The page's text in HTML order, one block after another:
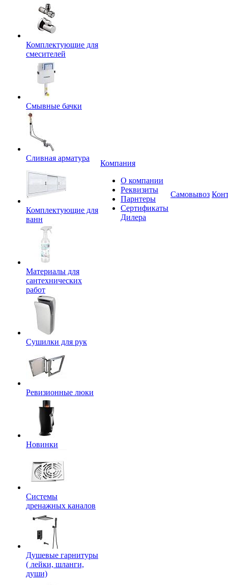
Комплектующие для
смесителей
Смывные бачки
Сливная арматура
Комплектующие для
ванн
Материалы для
сантехнических
работ
Сушилки для рук
Ревизионные люки
Новинки
Системы
дренажных каналов
Душевые гарнитуры
( лейки, шланги,
души)
Компания
О компании
Реквизиты
Парнтеры
Сертификаты
Дилера
Самовывоз